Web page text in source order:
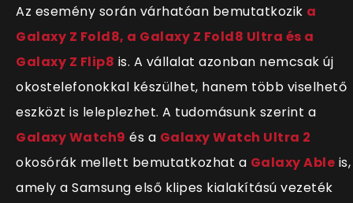
Az esemény során várhatóan bemutatkozik a
Galaxy Z Fold8, a Galaxy Z Fold8 Ultra és a
Galaxy Z Flip8 is. A vállalat azonban nemcsak új
okostelefonokkal készülhet, hanem több viselhető
eszközt is leleplezhet. A tudomásunk szerint a
Galaxy Watch9 és a Galaxy Watch Ultra 2
okosórák mellett bemutatkozhat a Galaxy Able is,
amely a Samsung első klipes kialakítású vezeték